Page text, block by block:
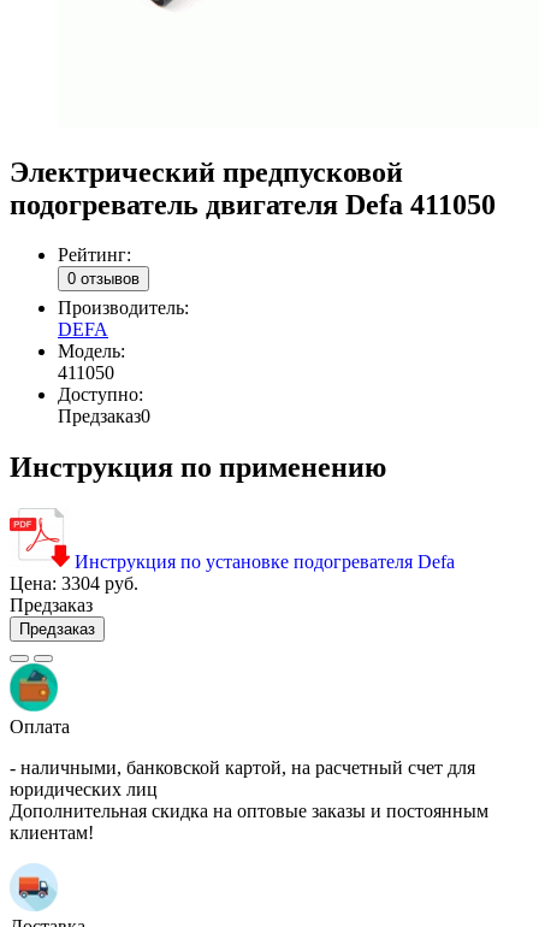
Электрический предпусковой
подогреватель двигателя Defa 411050
Рейтинг:
0 отзывов
Производитель:
DEFA
Модель:
411050
Доступно:
Предзаказ0
Инструкция по применению
Инструкция по установке подогревателя Defa
Цена: 3304 руб.
Предзаказ
Предзаказ
Оплата
- наличными, банковской картой, на расчетный счет для
юридических лиц
Дополнительная скидка на оптовые заказы и постоянным
клиентам!